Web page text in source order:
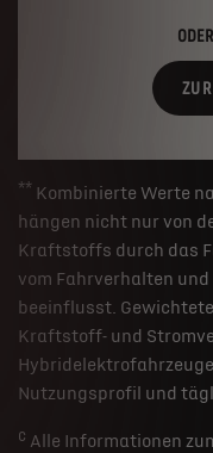
** Kombinierte Werte
hängen nicht nur von
Kraftstoffs durch das
vom Fahrverhalten
beeinflusst.
Kraftstoff- und
Nutzungsprofil und
c Alle Informationen